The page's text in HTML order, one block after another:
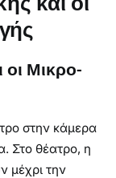
Μικρο-
στην κάμερα
Στο θέατρο, η
μέχρι την